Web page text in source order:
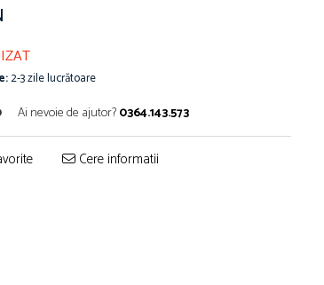
2-3 zile lucrătoare
Ai nevoie de ajutor?0364.143.573
Cere informatii